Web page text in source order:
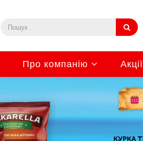
Про компанію Акції